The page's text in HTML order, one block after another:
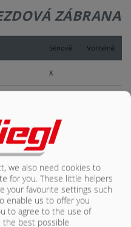
ZÁBRANA
Sériově Volitelně
X
X
X
X
we also need cookies to
for you. These little helpers
your favourite settings such
enable us to offer you
to agree to the use of
the best possible